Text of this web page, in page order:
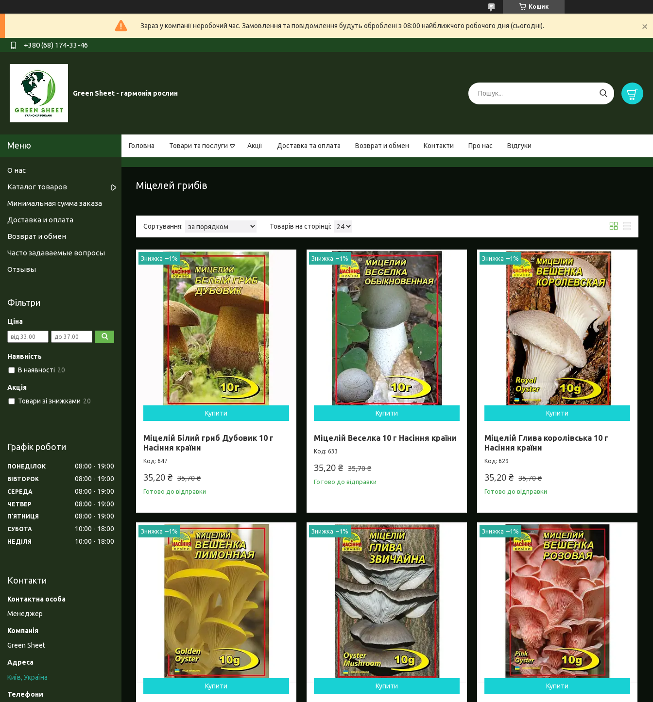
Кошик
Зараз у компанії неробочий час. Замовлення та повідомлення будуть оброблені з 08:00 найближчого робочого дня (сьогодні).
+380 (68) 174-33-46
Green Sheet - гармонія рослин
Головна Товари та послуги Акції Доставка та оплата Возврат и обмен Контакти Про нас Відгуки
Міцелей грибів
–1%
Купити
Міцелій Білий гриб Дубовик 10 г
Насіння країни
647
35,70 ₴
35,20 ₴
Готово до відправки
–1%
Купити
Міцелій Веселка 10 г Насіння країни
633
35,70 ₴
35,20 ₴
Готово до відправки
–1%
Купити
Міцелій Глива королівська 10 г
Насіння країни
629
35,70 ₴
35,20 ₴
Готово до відправки
–1%
Купити
–1%
Купити
–1%
Купити
О нас
Каталог товаров
Минимальная сумма заказа
Доставка и оплата
Возврат и обмен
Часто задаваемые вопросы
Отзывы
Фільтри
Ціна
Наявність
В наявності 20
Акція
Товари зі знижками 20
Графік роботи
ПОНЕДІЛОК 08:00 19:00
ВІВТОРОК 08:00 19:00
СЕРЕДА 08:00 19:00
ЧЕТВЕР 08:00 19:00
ПʼЯТНИЦЯ 08:00 19:00
СУБОТА 10:00 18:00
НЕДІЛЯ 10:00 18:00
Контакти
Менеджер
Green Sheet
Київ, Україна